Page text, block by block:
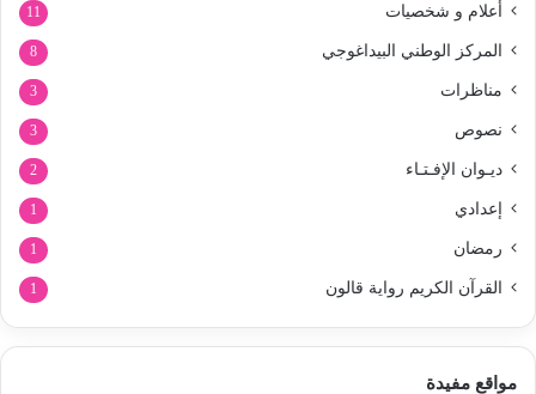
أعلام و شخصيات 11
المركز الوطني البيداغوجي 8
مناظرات 3
نصوص 3
ديـوان الإفـتـاء 2
إعدادي 1
رمضان 1
القرآن الكريم رواية قالون 1
مواقع مفيدة